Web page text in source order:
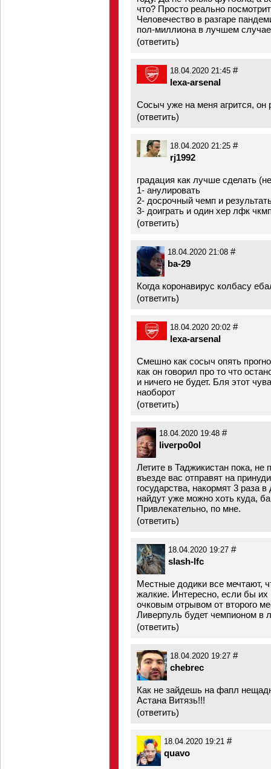
что? Просто реально
Человечество в разгаре
пол-миллиона в лучшем
(ответить)
18.04.2020 21:45 #
lexa-arsenal
Сосыч уже на меня агрится, он
(ответить)
18.04.2020 21:25 #
rj1992
градация как лучше сделать
1- анулировать
2- досрочный чемп и
3- доиграть и один хер лфк
(ответить)
18.04.2020 21:08 #
ba-29
Когда коронавирус колбасу
(ответить)
18.04.2020 20:02 #
lexa-arsenal
Смешно как сосыч опять
как он говорил про то что
и ничего не будет. Бля этот
наоборот
(ответить)
18.04.2020 19:48 #
liverpo0ol
Летите в Таджикистан пока, не
въезде вас отправят на
государства, накормят 3 раза
найдут уже можно хоть куда,
Привлекательно, по мне.
(ответить)
18.04.2020 19:27 #
slash-lfc
Местные додики все мечтают,
жалкие. Интересно, если бы
очковым отрывом от второго
Ливерпуль будет чемпионом в
(ответить)
18.04.2020 19:27 #
chebrec
Как не зайдешь на фапл
Астана Витязь!!!
(ответить)
18.04.2020 19:21 #
quavo